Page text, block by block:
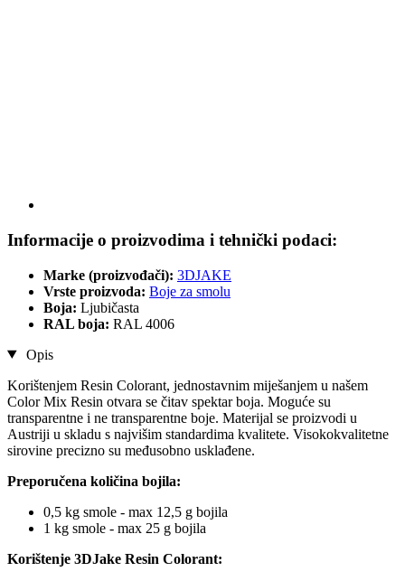
Informacije o proizvodima i tehnički podaci:
Marke (proizvođači): 3DJAKE
Vrste proizvoda: Boje za smolu
Boja: Ljubičasta
RAL boja: RAL 4006
Opis
Korištenjem Resin Colorant, jednostavnim miješanjem u našem
Color Mix Resin otvara se čitav spektar boja. Moguće su
transparentne i ne transparentne boje. Materijal se proizvodi u
Austriji u skladu s najvišim standardima kvalitete. Visokokvalitetne
sirovine precizno su međusobno usklađene.
Preporučena količina bojila:
0,5 kg smole - max 12,5 g bojila
1 kg smole - max 25 g bojila
Korištenje 3DJake Resin Colorant: